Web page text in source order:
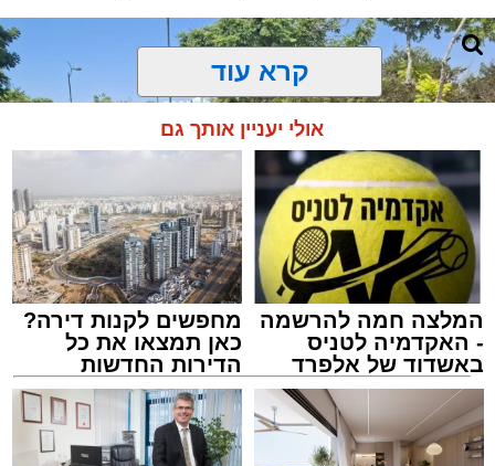
צילום: דוברות איחוד הצלה
מערכת האתר / 15:39 07.08.26
קרא עוד
אולי יעניין אותך גם
המלצה חמה להרשמה
- האקדמיה לטניס
באשדוד של אלפרד
קריאולנסקי - לילדים
מחפשים לקנות דירה?
כאן תמצאו את כל
הדירות החדשות
למכירה באשדוד >>>